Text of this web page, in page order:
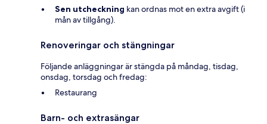
Sen utcheckning kan ordnas mot en extra avgift (i
mån av tillgång).
Renoveringar och stängningar
Följande anläggningar är stängda på måndag, tisdag,
onsdag, torsdag och fredag:
Restaurang
Barn- och extrasängar